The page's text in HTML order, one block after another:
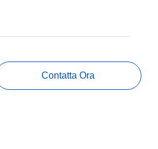
Contatta Ora